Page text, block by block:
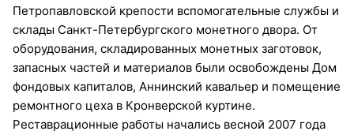
Петропавловской крепости вспомогательные службы и
склады Санкт-Петербургского монетного двора. От
оборудования, складированных монетных заготовок,
запасных частей и материалов были освобождены Дом
фондовых капиталов, Аннинский кавальер и помещение
ремонтного цеха в Кронверской куртине.
Реставрационные работы начались весной 2007 года